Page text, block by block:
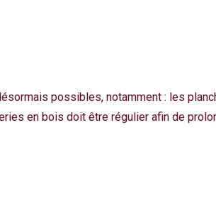
possibles, notamment : les
en bois doit être régulier afin de